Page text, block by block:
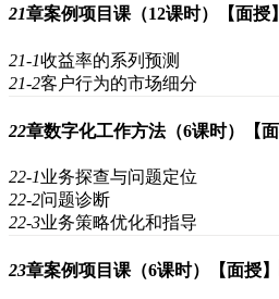
21章案例项目课（12课时）【面授】
21-1收益率的系列预测
21-2客户行为的市场细分
22章数字化工作方法（6课时）【面
22-1业务探查与问题定位
22-2问题诊断
22-3业务策略优化和指导
23章案例项目课（6课时）【面授】